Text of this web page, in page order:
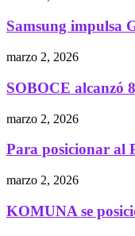
Samsung impulsa
marzo 2, 2026
SOBOCE alcanzó
marzo 2, 2026
Para posicionar al
marzo 2, 2026
KOMUNA se